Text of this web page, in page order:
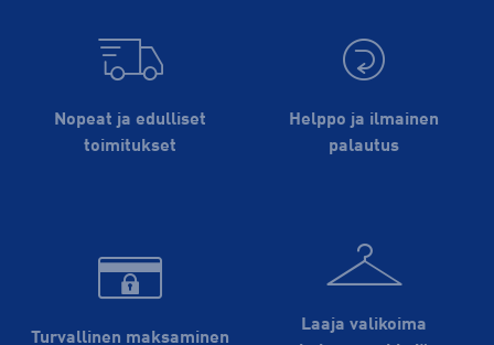
Nopeat ja edulliset
toimitukset
Helppo ja ilmainen
palautus
Turvallinen maksaminen
Laaja valikoima